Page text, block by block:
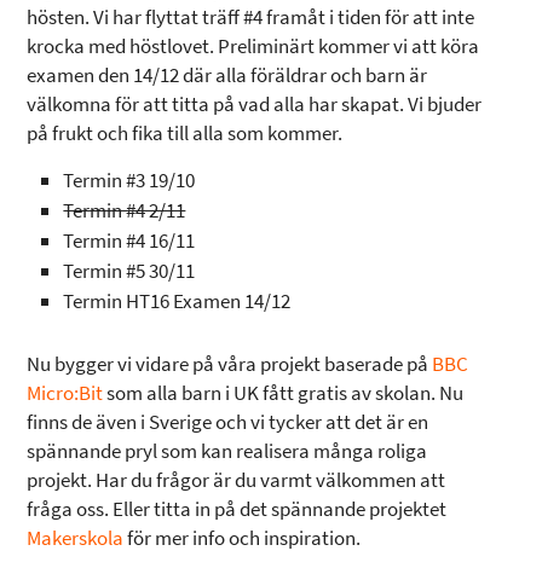
hösten. Vi har flyttat träff #4 framåt i tiden för att inte
krocka med höstlovet. Preliminärt kommer vi att köra
examen den 14/12 där alla föräldrar och barn är
välkomna för att titta på vad alla har skapat. Vi bjuder
på frukt och fika till alla som kommer.
Termin #3 19/10
Termin #4 2/11
Termin #4 16/11
Termin #5 30/11
Termin HT16 Examen 14/12
Nu bygger vi vidare på våra projekt baserade på BBC
Micro:Bitsom alla barn i UK fått gratis av skolan. Nu
finns de även i Sverige och vi tycker att det är en
spännande pryl som kan realisera många roliga
projekt. Har du frågor är du varmt välkommen att
fråga oss. Eller titta in på det spännande projektet
Makerskolaför mer info och inspiration.